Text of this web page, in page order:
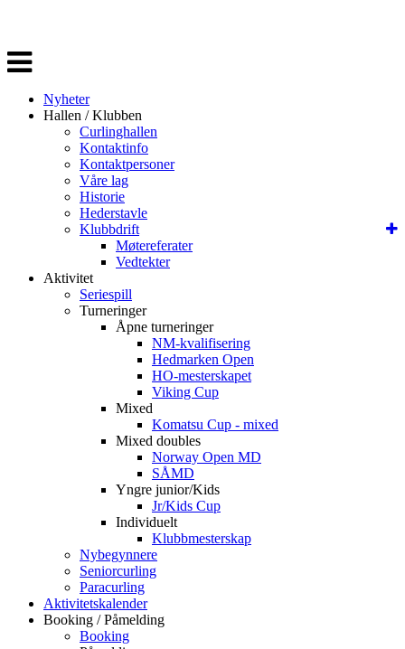
Veksle
navigasjon
Nyheter
Hallen / Klubben
Curlinghallen
Kontaktinfo
Kontaktpersoner
Våre lag
Historie
Hederstavle
Klubbdrift
Møtereferater
Vedtekter
Aktivitet
Seriespill
Turneringer
Åpne turneringer
NM-kvalifisering
Hedmarken Open
HO-mesterskapet
Viking Cup
Mixed
Komatsu Cup - mixed
Mixed doubles
Norway Open MD
SÅMD
Yngre junior/Kids
Jr/Kids Cup
Individuelt
Klubbmesterskap
Nybegynnere
Seniorcurling
Paracurling
Aktivitetskalender
Booking / Påmelding
Booking